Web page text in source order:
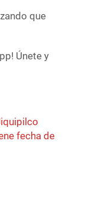
que
Únete y
fecha de